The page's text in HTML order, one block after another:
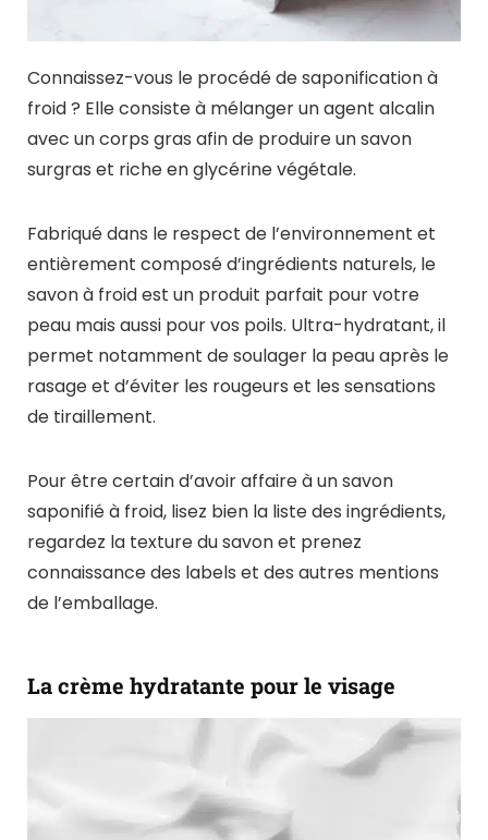
Connaissez-vous le procédé de saponification à
froid ? Elle consiste à mélanger un agent alcalin
avec un corps gras afin de produire un savon
surgras et riche en glycérine végétale.
Fabriqué dans le respect de l’environnement et
entièrement composé d’ingrédients naturels, le
savon à froid est un produit parfait pour votre
peau mais aussi pour vos poils. Ultra-hydratant, il
permet notamment de soulager la peau après le
rasage et d’éviter les rougeurs et les sensations
de tiraillement.
Pour être certain d’avoir affaire à un savon
saponifié à froid, lisez bien la liste des ingrédients,
regardez la texture du savon et prenez
connaissance des labels et des autres mentions
de l’emballage.
La crème hydratante pour le visage